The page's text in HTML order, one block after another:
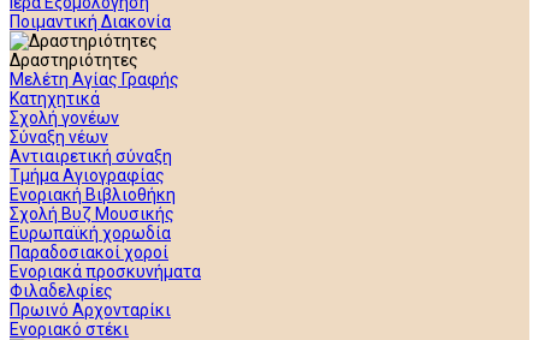
Ποιμαντική Διακονία
Δραστηριότητες
Μελέτη Αγίας Γραφής
Κατηχητικά
Σχολή γονέων
Σύναξη νέων
Αντιαιρετική σύναξη
Τμήμα Αγιογραφίας
Ενοριακή Βιβλιοθήκη
Σχολή Βυζ Μουσικής
Ευρωπαϊκή χορωδία
Παραδοσιακοί χοροί
Ενοριακά προσκυνήματα
Φιλαδελφίες
Πρωινό Αρχονταρίκι
Ενοριακό στέκι